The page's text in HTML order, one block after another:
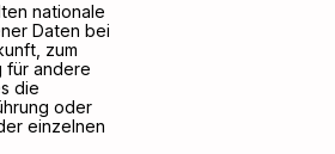
nationale
Daten bei
zum
für andere
die
oder
einzelnen